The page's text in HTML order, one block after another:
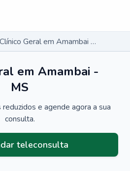
Clínico Geral em Amambai - MS
em Amambai -
MS
e agende agora a sua
consulta.
teleconsulta